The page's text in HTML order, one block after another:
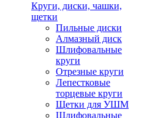
Круги, диски, чашки,
щетки
Пильные диски
Алмазный диск
Шлифовальные
круги
Отрезные круги
Лепестковые
торцевые круги
Щетки для УШМ
Шлифовальные